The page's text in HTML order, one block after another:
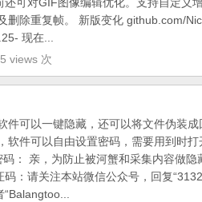
可对GIF图像编辑优化。支持自定义增
删除重复帧。 新版变化 github.com/
现在...
views 次
件可以一键隐藏，还可以将文件伪装
软件可以自由设置密码，需要用到时
： 亲，为防止被河蟹和采集内容做隐
：请关注本站微信公众号，回复
“Balangtoo...